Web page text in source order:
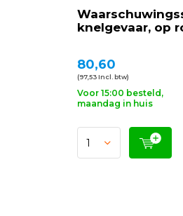
knelgevaar, op
80,60
(97,53 Incl. btw)
Voor 15:00 besteld,
maandag in huis